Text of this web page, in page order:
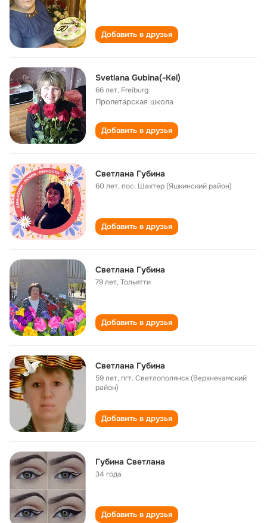
Добавить в друзья
Svetlana Gubina(-Kel)
66 лет, Freiburg
Пролетарская школа
Добавить в друзья
Светлана Губина
60 лет,пос. Шахтер (Яшкинский район)
Добавить в друзья
Светлана Губина
79 лет,Тольятти
Добавить в друзья
Светлана Губина
59 лет,пгт. Светлополянск (Верхнекамский
район)
Добавить в друзья
Губина Светлана
34 года
Добавить в друзья